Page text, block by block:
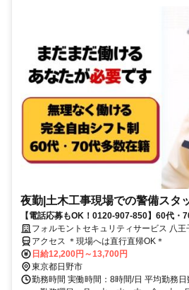
夜勤|土木工事現場での警備スタ
【電話応募もOK！0120-907-850】60代・
由シフト♪日払いOK♪
フォルモントセキュリティサービス 八王
アクセス ＊現場へは直行直帰OK＊
日給12,200円～13,700円
東京都日野市
勤務時間 実働時間：8時間/日 平均勤務